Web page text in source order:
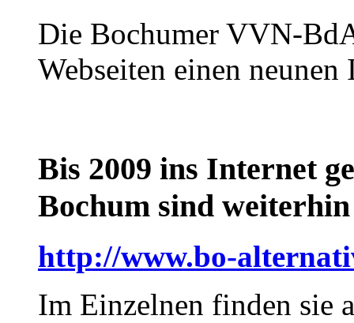
Die Bochumer VVN-
Webseiten einen
Bis 2009 ins Internet
Bochum sind
http://www.bo-
Im Einzelnen finden sie